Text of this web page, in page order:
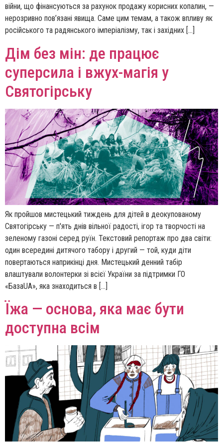
війни, що фінансуються за рахунок продажу корисних копалин, —
нерозривно пов’язані явища. Саме цим темам, а також впливу як
російського та радянського імперіалізму, так і західних […]
Дім без мін: де працює
суперсила і вжух-магія у
Святогірську
Як пройшов мистецький тиждень для дітей в деокупованому
Святогірську — п'ять днів вільної радості, ігор та творчості на
зеленому газоні серед руїн. Текстовий репортаж про два світи:
один всередині дитячого табору і другий — той, куди діти
повертаються наприкінці дня. Мистецький денний табір
влаштували волонтерки зі всієї України за підтримки ГО
«БазаUA», яка знаходиться в […]
Їжа — основа, яка має бути
доступна всім